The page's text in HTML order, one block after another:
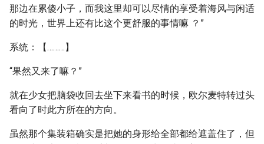
那边在累傻小子，而我这里却可以尽情的享受着海风与闲适
的时光，世界上还有比这个更舒服的事情嘛 ？”
系统：【………】
“果然又来了嘛？”
就在少女把脑袋收回去坐下来看书的时候，欧尔麦特转过头
看向了时此方所在的方向。
虽然那个集装箱确实是把她的身形给全部都给遮盖住了，但